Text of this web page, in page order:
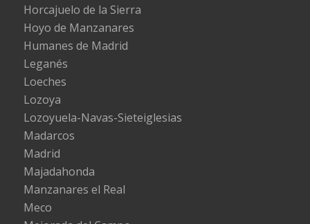
Horcajuelo de la Sierra
Hoyo de Manzanares
Humanes de Madrid
Leganés
Loeches
Lozoya
Lozoyuela-Navas-Sieteiglesias
Madarcos
Madrid
Majadahonda
Manzanares el Real
Meco